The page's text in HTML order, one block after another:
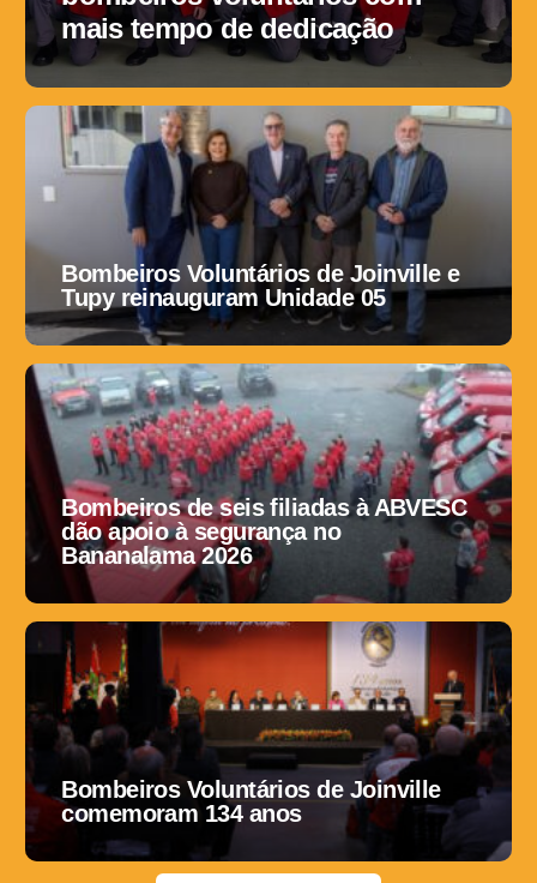
mais tempo de dedicação
Bombeiros Voluntários de Joinville e
Tupy reinauguram Unidade 05
Bombeiros de seis filiadas à ABVESC
dão apoio à segurança no
Bananalama 2026
Bombeiros Voluntários de Joinville
comemoram 134 anos